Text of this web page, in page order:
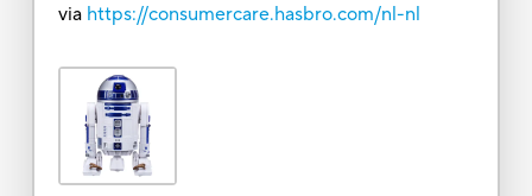
via https://consumercare.hasbro.com/nl-nl